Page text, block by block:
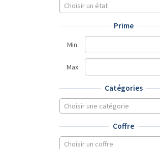
Choisir un état
Prime
Min
Max
Catégories
Choisir une catégorie
Coffre
Choisir un coffre